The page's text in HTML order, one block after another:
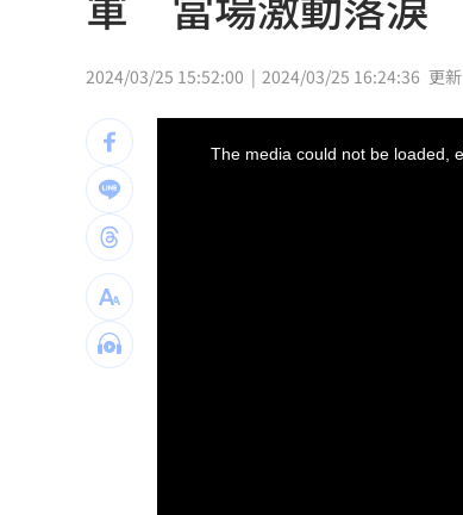
接觸「常見塑膠微粒＋這樣吃」
月薪3萬多怎麼活下去？過來人揭
伍婉華喊白沙屯颱風致歉 全網
2024/03/25 15:52:00 2024/03/25 16:24:36 更新
The media could not be loaded,